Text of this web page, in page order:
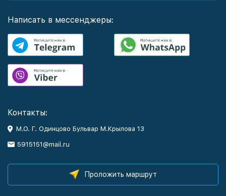
Написать в мессенджеры:
Контакты:
М.О. Г. Одинцово Бульвар М.Крылова 13
5915151@mail.ru
Проложить маршрут